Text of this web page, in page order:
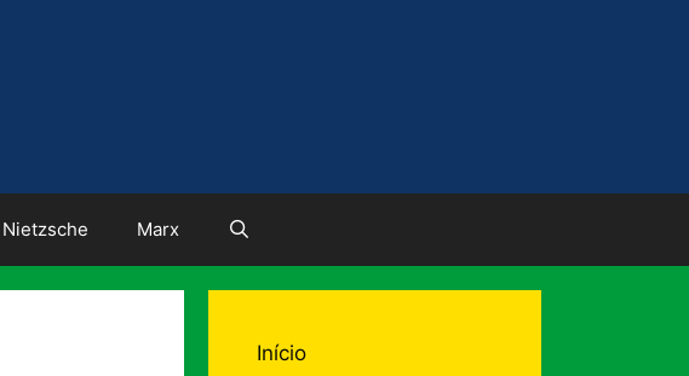
Nietzsche Marx
Início